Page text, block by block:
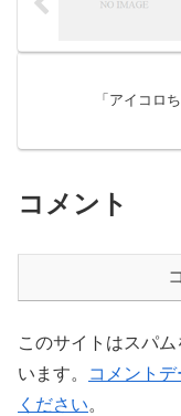
「アイコロ
コメント
このサイトはスパ
います。
コメント
ください。